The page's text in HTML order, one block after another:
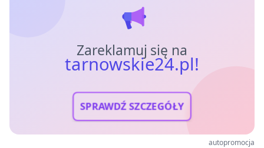
Zareklamuj się na
tarnowskie24.pl!
SPRAWDŹ SZCZEGÓŁY
autopromocja